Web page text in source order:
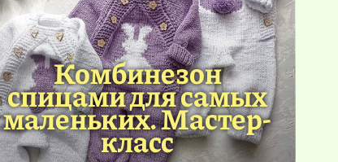
Комбинезон
спицами для самых
маленьких. Мастер-
класс